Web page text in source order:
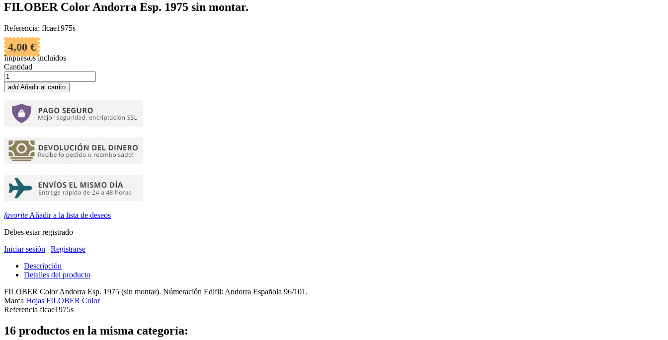
FILOBER Color Andorra Esp. 1975 sin montar.
Referencia: flcae1975s
4,00 €
Impuestos incluidos
Cantidad
add Añadir al carrito
favorite Añadir a la lista de deseos
Debes estar registrado
Iniciar sesión | Registrarse
Descripción
Detalles del producto
FILOBER Color Andorra Esp. 1975 (sin montar). Númeración Edifil: Andorra Española 96/101.
Marca Hojas FILOBER Color
Referencia flcae1975s
16 productos en la misma categoría: